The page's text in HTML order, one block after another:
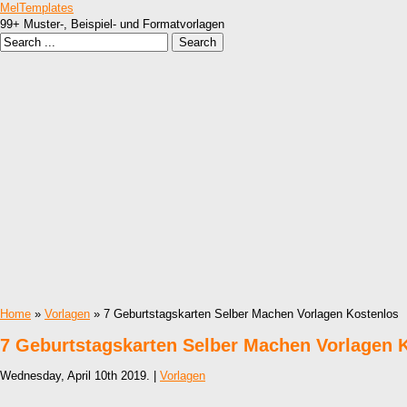
MelTemplates
99+ Muster-, Beispiel- und Formatvorlagen
Home » Vorlagen » 7 Geburtstagskarten Selber Machen Vorlagen Kostenlos
7 Geburtstagskarten Selber Machen Vorlagen
Wednesday, April 10th 2019. | Vorlagen